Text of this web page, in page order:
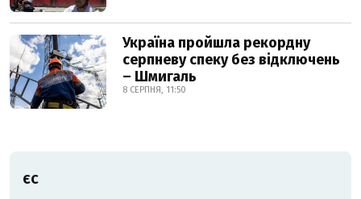
Україна пройшла рекордну
серпневу спеку без відключень
– Шмигаль
8 СЕРПНЯ, 11:50
ЄС